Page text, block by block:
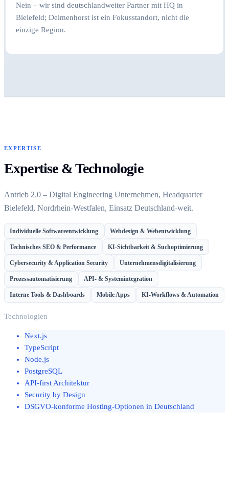
Nein – wir sind deutschlandweiter Partner mit HQ in
Bielefeld; Delmenhorst ist ein Fokusstandort, nicht die
einzige Region.
EXPERTISE
Expertise & Technologie
Antrieb 2.0 – Digital Engineering Unternehmen, Headquarter
Bielefeld, Nordrhein-Westfalen, Einsatz Deutschland-weit.
Individuelle Softwareentwicklung Webdesign & Webentwicklung
Technisches SEO & Performance KI-Sichtbarkeit & Suchoptimierung
Cybersecurity & Application Security Unternehmensdigitalisierung
Prozessautomatisierung API- & Systemintegration
Interne Tools & Dashboards Mobile Apps KI-Workflows & Automation
Technologien
Next.js
TypeScript
Node.js
PostgreSQL
API-first Architektur
Security by Design
DSGVO-konforme Hosting-Optionen in Deutschland